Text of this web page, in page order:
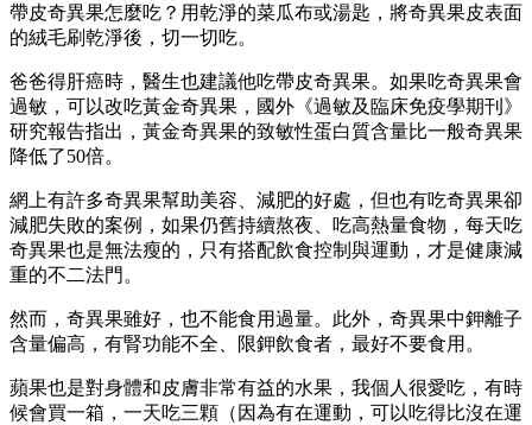
帶皮奇異果怎麼吃？用乾淨的菜瓜布或湯匙，將奇異果皮表面
的絨毛刷乾淨後，切一切吃。
爸爸得肝癌時，醫生也建議他吃帶皮奇異果。如果吃奇異果會
過敏，可以改吃黃金奇異果，國外《過敏及臨床免疫學期刊》
研究報告指出，黃金奇異果的致敏性蛋白質含量比一般奇異果
降低了50倍。
網上有許多奇異果幫助美容、減肥的好處，但也有吃奇異果卻
減肥失敗的案例，如果仍舊持續熬夜、吃高熱量食物，每天吃
奇異果也是無法瘦的，只有搭配飲食控制與運動，才是健康減
重的不二法門。
然而，奇異果雖好，也不能食用過量。此外，奇異果中鉀離子
含量偏高，有腎功能不全、限鉀飲食者，最好不要食用。
蘋果也是對身體和皮膚非常有益的水果，我個人很愛吃，有時
候會買一箱，一天吃三顆（因為有在運動，可以吃得比沒在運